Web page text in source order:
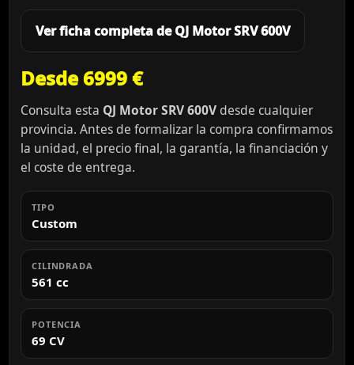
Ver ficha completa de QJ Motor SRV 600V
Desde 6999 €
Consulta esta QJ Motor SRV 600V desde cualquier
provincia. Antes de formalizar la compra confirmamos
la unidad, el precio final, la garantía, la financiación y
el coste de entrega.
TIPO
Custom
CILINDRADA
561 cc
POTENCIA
69 CV